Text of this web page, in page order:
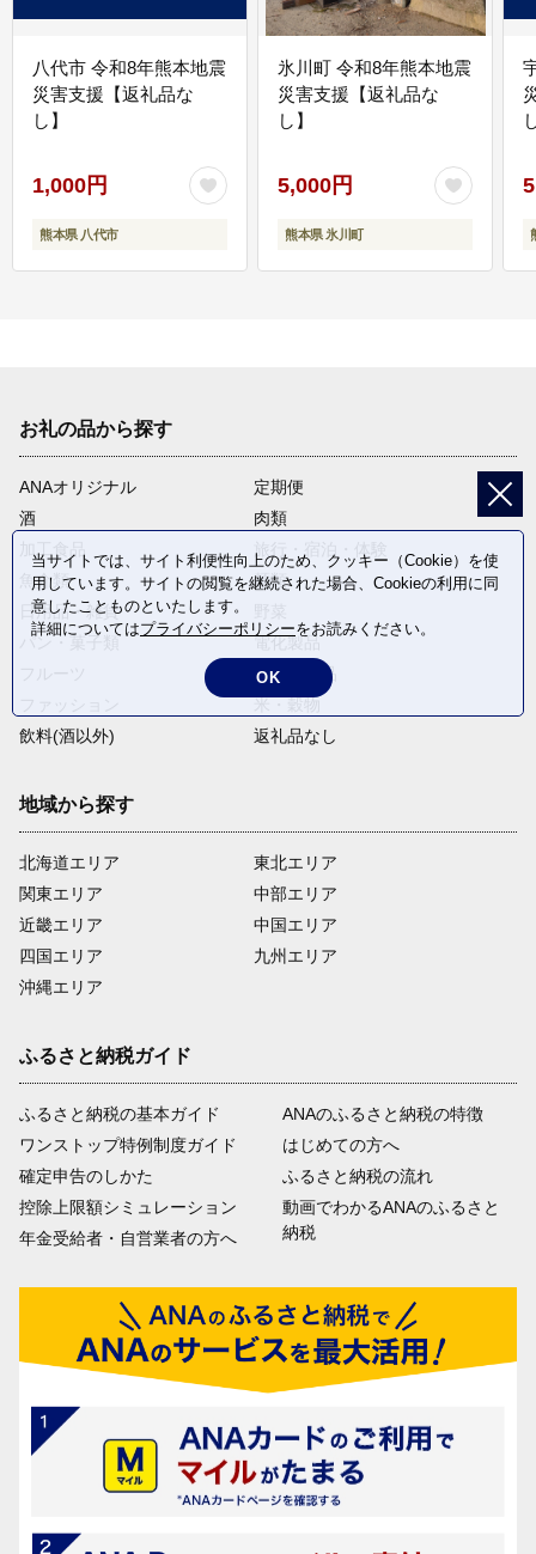
八代市 令和8年熊本地震
災害支援【返礼品な
し】
1,000円
熊本県 八代市
氷川町 令和8年熊本地震
災害支援【返礼品な
し】
5,000円
熊本県 氷川町
お礼の品から探す
ANAオリジナル
定期便
酒
肉類
加工食品
旅行・宿泊・体験
魚介類
麺類
日用品・雑貨
パン・菓子類
電化製品
卵・乳製品
飲料(酒以外)
返礼品なし
地域から探す
北海道エリア
関東エリア
近畿エリア
四国エリア
沖縄エリア
東北エリア
中部エリア
中国エリア
九州エリア
ふるさと納税ガイド
ふるさと納税の基本ガイド
ワンストップ特例制度ガイド
確定申告のしかた
控除上限額シミュレーション
年金受給者・自営業者の方へ
ANAのふるさと納税の特徴
はじめての方へ
ふるさと納税の流れ
動画でわかるANAのふるさと
納税
当サイトでは、サイト利便性向上のため、クッキー（Cookie）を使
用しています。サイトの閲覧を継続された場合、Cookieの利用に同
意したことものといたします。
詳細についてはプライバシーポリシーをお読みください。
OK